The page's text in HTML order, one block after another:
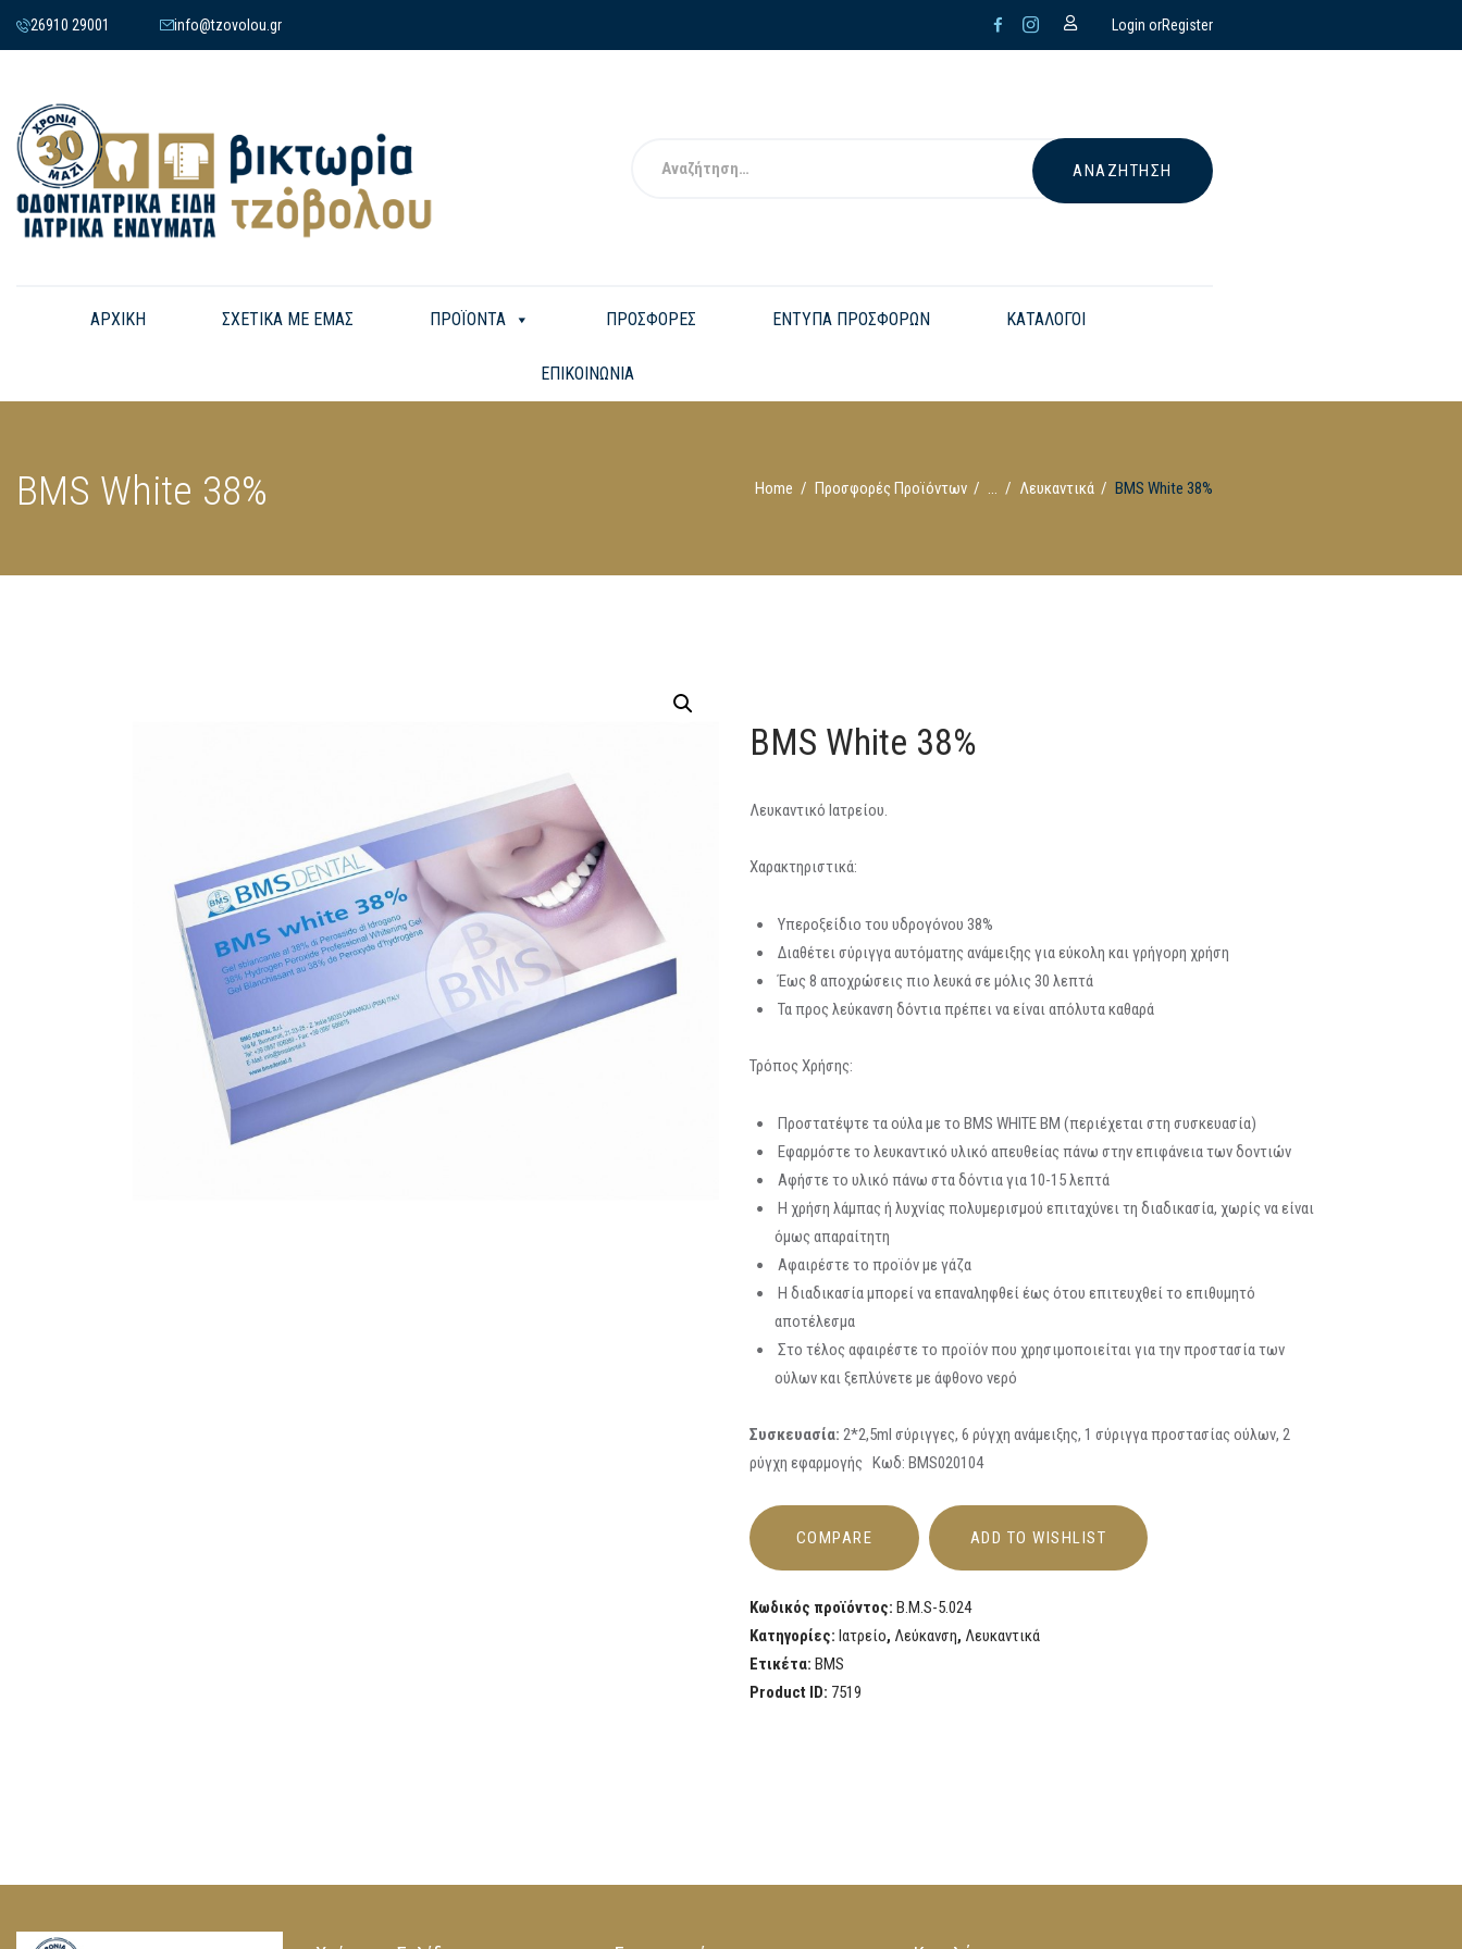
26910 29001 info@tzovolou.gr Login orRegister
ΑΡΧΙΚΗ ΣΧΕΤΙΚΑ ΜΕ ΕΜΑΣ ΠΡΟΪΟΝΤΑ ΠΡΟΣΦΟΡΕΣ ΕΝΤΥΠΑ ΠΡΟΣΦΟΡΩΝ ΚΑΤΑΛΟΓΟΙ
ΕΠΙΚΟΙΝΩΝΙΑ
BMS White 38% Home Προσφορές Προϊόντων ... Λευκαντικά BMS White 38%
BMS White 38%
Λευκαντικό Ιατρείου.
Χαρακτηριστικά:
Υπεροξείδιο του υδρογόνου 38%
Διαθέτει σύριγγα αυτόματης ανάμειξης για εύκολη και γρήγορη χρήση
Έως 8 αποχρώσεις πιο λευκά σε μόλις 30 λεπτά
Τα προς λεύκανση δόντια πρέπει να είναι απόλυτα καθαρά
Τρόπος Χρήσης:
Προστατέψτε τα ούλα με το BMS WHITE BM (περιέχεται στη συσκευασία)
Εφαρμόστε το λευκαντικό υλικό απευθείας πάνω στην επιφάνεια των δοντιών
Αφήστε το υλικό πάνω στα δόντια για 10-15 λεπτά
Η χρήση λάμπας ή λυχνίας πολυμερισμού επιταχύνει τη διαδικασία, χωρίς να είναι
όμως απαραίτητη
Αφαιρέστε το προϊόν με γάζα
Η διαδικασία μπορεί να επαναληφθεί έως ότου επιτευχθεί το επιθυμητό
αποτέλεσμα
Στο τέλος αφαιρέστε το προϊόν που χρησιμοποιείται για την προστασία των
ούλων και ξεπλύνετε με άφθονο νερό
Συσκευασία: 2*2,5ml σύριγγες, 6 ρύγχη ανάμειξης, 1 σύριγγα προστασίας ούλων, 2
ρύγχη εφαρμογής Κωδ: ΒΜS020104
COMPARE ADD TO WISHLIST
Κωδικός προϊόντος:B.M.S-5.024
Κατηγορίες:Ιατρείο, Λεύκανση, Λευκαντικά
Ετικέτα:BMS
Product ID: 7519